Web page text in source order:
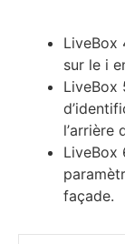
LіvеВох
ѕur lе і
LіvеВох
LіvеВох
fаçаdе.